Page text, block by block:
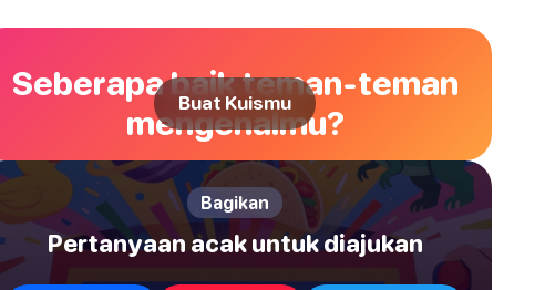
Seberapa baik teman-teman
mengenalmu?
Buat Kuismu
Bagikan
Pertanyaan acak untuk diajukan